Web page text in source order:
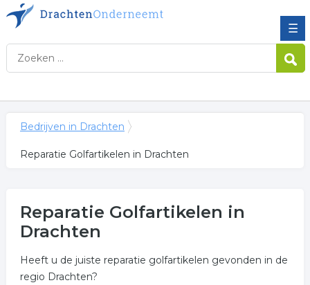
☰
Bedrijven in Drachten
Reparatie Golfartikelen in Drachten
Reparatie Golfartikelen in
Drachten
Heeft u de juiste reparatie golfartikelen gevonden in de
regio Drachten?